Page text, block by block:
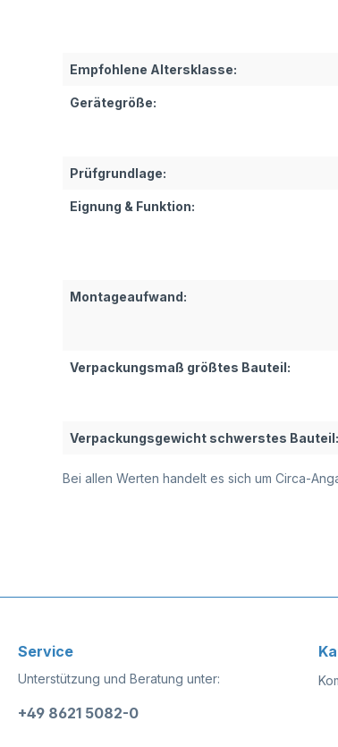
Empfohlene Altersklasse:
Gerätegröße:
Prüfgrundlage:
Eignung & Funktion:
Montageaufwand:
Verpackungsmaß größtes Bauteil:
Verpackungsgewicht schwerstes Bauteil:
Bei allen Werten handelt es sich um Circa-
Service
Unterstützung und Beratung unter:
+49 8621 5082-0